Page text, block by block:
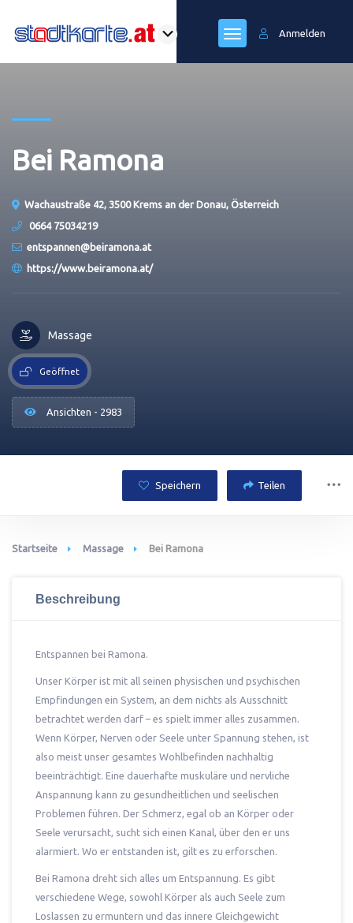
Anmelden
Bei Ramona
Wachaustraße 42, 3500 Krems an der Donau, Österreich
0664 75034219
entspannen@beiramona.at
https://www.beiramona.at/
Massage
Geöffnet
Ansichten - 2983
Speichern Teilen
Startseite Massage Bei Ramona
Beschreibung
Entspannen bei Ramona.
Unser Körper ist mit all seinen physischen und psychischen
Empfindungen ein System, an dem nichts als Ausschnitt
betrachtet werden darf – es spielt immer alles zusammen.
Wenn Körper, Nerven oder Seele unter Spannung stehen, ist
also meist unser gesamtes Wohlbefinden nachhaltig
beeinträchtigt. Eine dauerhafte muskuläre und nervliche
Anspannung kann zu gesundheitlichen und seelischen
Problemen führen. Der Schmerz, egal ob an Körper oder
Seele verursacht, sucht sich einen Kanal, über den er uns
alarmiert. Wo er entstanden ist, gilt es zu erforschen.
Bei Ramona dreht sich alles um Entspannung. Es gibt
verschiedene Wege, sowohl Körper als auch Seele zum
Loslassen zu ermuntern und das innere Gleichgewicht